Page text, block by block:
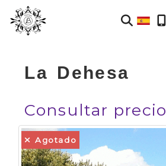
La Dehesa
Consultar precio
Agotado